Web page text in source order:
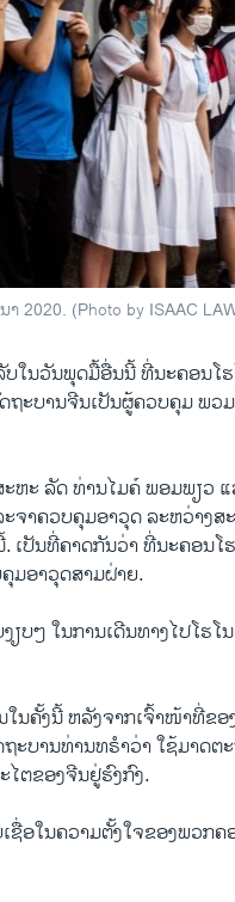
2020. (Photo by ISAAC
ໃນວັນພຸດມື້ອື່ນນີ້ ທີ່ນະຄອນໂ
ະບານຈີນເປັນຜູ້ຄວບຄຸມ ພວ
ຫະ ລັດ ທ່ານໄມຄ໌ ພອມພຽວ
ຈາຄວບຄຸມອາວຸດ ລະຫວ່າງສ
ເປັນທີ່ຄາດກັນວ່າ ທີ່ນະຄອນໂ
ມອາວຸດສາມຝ່າຍ.
ບໆ ໃນການເດີນທາງໄປໂຮໂ
ນຄັ້ງນີ້ ຫລັງຈາກເຈົ້າໜ້າທີ່ຂອ
ບານທ່ານທຣຳວ່າ ໃຊ້ມາດຕ
ຕຂອງຈີນຢູ່ຮົງກົງ.
ຊື່ອໃນຄວາມຕັ້ງໃຈຂອງພວກ